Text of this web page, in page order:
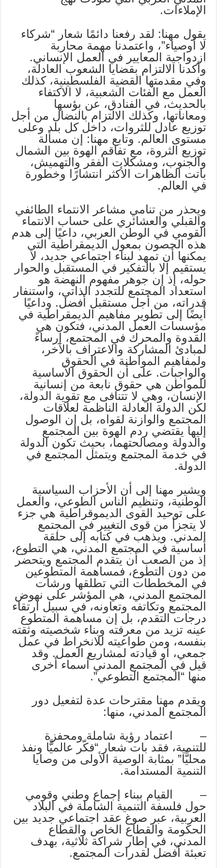
الإملاءات.
يقول مهنا: لقد رفعنا دائمًا شعار “شركاء
لا أوصياء”، واعتمدنا مهمة محاربة
ازدواجية المعايير في العمل الإنساني.
وأكدنا الالتزام بقضايا الشعوب العادلة،
وفي مقدمتها القضية الفلسطينية، كذلك
العمل مع الفئات الشعبية، لا الاكتفاء
بالحديث، في الفنادق، عن بؤسها
ومعاناتها، وكذلك الالتزام بالنضال من أجل
توزيع عادل للثروات، داخل كل بلد وعلى
مستوى العالم. وتابع مهنا: إن مسألة
توزيع الثروة، مع تفاقم الهوة بين الشمال
والجنوب، ومشكلات الفقر والتهميش،
باتت الظاهرات الأكثر انتشارًا وخطورة
في العالم.
ويحذر من تنامي مشاعر الانتماء الطائفي
والقبلي والعشائري على حساب الانتماء
القومي في الوطن العربي، داعيًا إلى هدم
هذه الحصون بمعول الديمقراطية التي
يمكنها أن تمهد لبناء اجتماعي جديد، لا
يستقيم إلا بالتفكير في المستقبل والحوار
حوله، إذ إن جوهر مفهوم النهضة هو
استعداد المجتمع للتجدد الذاتي، واستنفار
قدراته، من أجل مستقبل أفضل. وداعيًا
أيضًا إلى تطوير مفاهيم الديمقراطية في
مؤسسات العمل المدني، فتكون هي
القدوة والمحرك في المجتمع، إرساءً
لمبادئ المشاركة والاعتراف بالآخر،
ولمفاهيم المواطنة في الحقوق
والواجبات. على أن الحقوق الأساسية
للمواطن هي حقوق نابعة من إنسانية
الإنسان، وهي لا تتنافى مع تقوية الدولة،
لكن الدولة العادلة الناظمة لعلاقات
المجتمع والوازنة لقواه، بل إن الوصول
إليها يقتضي ردم الهوة بين المجتمع
والدولة ومصالحتهما، بحيث تكون الدولة
في خدمة المجتمع ويتمثل المجتمع في
الدولة.
ويشير مهنا إلى أن الأحزاب السياسية
الوطنية، وتنظيم الناس الطوعي، والعمل
على توحيد القوى الديموقراطية هي جزء
لا يتجزأ من قوى التغيير في المجتمع
المدني. ويذهب في كتابه إلى حلقة
أساسية في المجتمع المدني، هي التطوع،
إذ من الصعب أن يتقدم المجتمع ويتحضر
من دون التطوع، فمساهمة المتطوعين
في المخططات التي تطلقها ورشات
المجتمع المدني، هي المؤشر على نهوض
المجتمع وتكاتفه وتعاونه، في سبيل ارتقاء
درجات التقدم، بل إن مساهمة المتطوع
عينه تزيد من معرفته وبناء شخصيته وثقته
بنفسه، ومن طواعيته للانخراط في عمل
جمعي، أو قيادته لمشاريع العمل. وقد
قيل في المجتمع المدني أسماء أخرى
منها “المجتمع التطوعي”.
ويقدم مهنا مقترحات عدة لتفعيل دور
المجتمع المدني، منها:
– اعتماد رؤية شاملة ومحفزة
للتنمية، فقد بات شعار “فكّر عالميًّا ونفذ
محليًّا” بمثابة الوصية الأولى من وصايا
التنمية المستدامة.
– القيام ببناء إجماع وطني وقومي
حول فلسفة التنمية الشاملة في البلاد
العربية، عبر صوغ عقد اجتماعي جديد بين
الحكومة والقطاع الخاص والقطاع
المدني، في إطار شراكة ثلاثية، بهدف
تعبئة أفضل لقدرات المجتمع.